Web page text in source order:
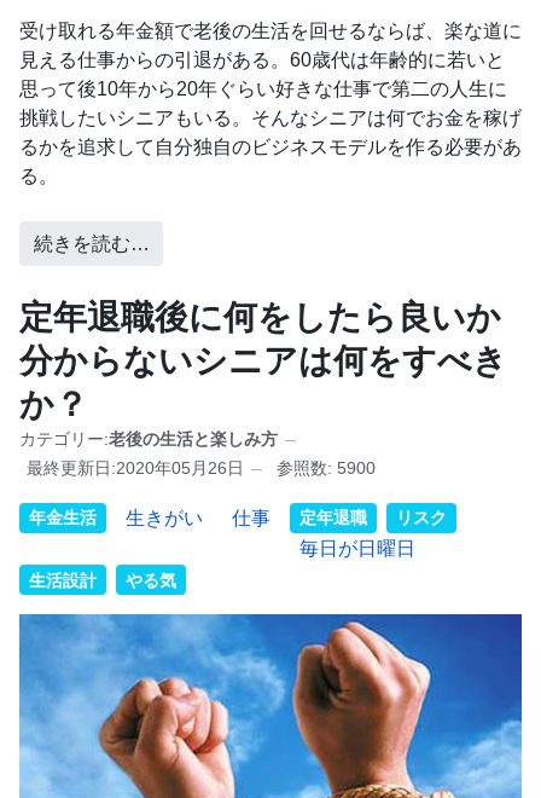
受け取れる年金額で老後の生活を回せるならば、楽な道に
見える仕事からの引退がある。60歳代は年齢的に若いと
思って後10年から20年ぐらい好きな仕事で第二の人生に
挑戦したいシニアもいる。そんなシニアは何でお金を稼げ
るかを追求して自分独自のビジネスモデルを作る必要があ
る。
続きを読む…
定年退職後に何をしたら良いか
分からないシニアは何をすべき
か？
カテゴリー:老後の生活と楽しみ方
最終更新日:2020年05月26日
参照数: 5900
年金生活 生きがい 仕事 定年退職 リスク
毎日が日曜日
生活設計 やる気